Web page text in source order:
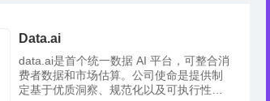
Data.ai
data.ai是首个统一数据 AI 平台，可整合消
费者数据和市场估算。公司使命是提供制
定基于优质洞察、规范化以及可执行性的